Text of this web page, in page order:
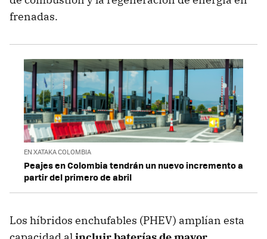
frenadas.
EN XATAKA COLOMBIA
Peajes en Colombia tendrán un nuevo incremento a
partir del primero de abril
Los híbridos enchufables (PHEV) amplían esta